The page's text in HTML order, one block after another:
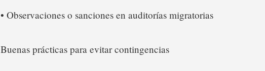
• Observaciones o sanciones en auditorías migratorias
Buenas prácticas para evitar contingencias